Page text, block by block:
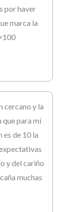
por haver
marca la
cercano y la
para mí
es de 10 la
y del cariño
muchas